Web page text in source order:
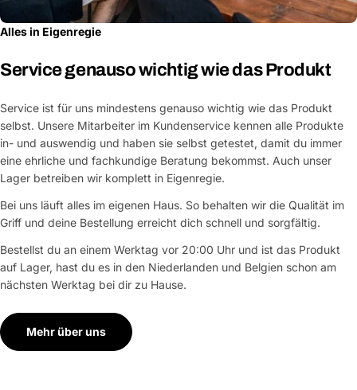
Alles in Eigenregie
Service genauso wichtig wie das Produkt
Service ist für uns mindestens genauso wichtig wie das Produkt
selbst. Unsere Mitarbeiter im Kundenservice kennen alle Produkte
in- und auswendig und haben sie selbst getestet, damit du immer
eine ehrliche und fachkundige Beratung bekommst. Auch unser
Lager betreiben wir komplett in Eigenregie.
Bei uns läuft alles im eigenen Haus. So behalten wir die Qualität im
Griff und deine Bestellung erreicht dich schnell und sorgfältig.
Bestellst du an einem Werktag vor 20:00 Uhr und ist das Produkt
auf Lager, hast du es in den Niederlanden und Belgien schon am
nächsten Werktag bei dir zu Hause.
Mehr über uns